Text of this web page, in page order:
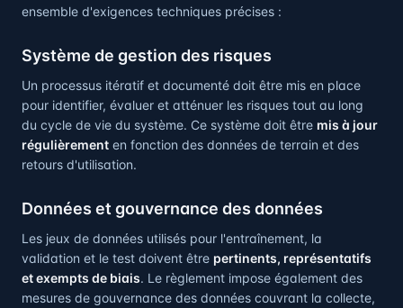
ensemble d'exigences techniques précises :
Système de gestion des risques
Un processus itératif et documenté doit être mis en place
pour identifier, évaluer et atténuer les risques tout au long
du cycle de vie du système. Ce système doit être mis à jour
régulièrement en fonction des données de terrain et des
retours d'utilisation.
Données et gouvernance des données
Les jeux de données utilisés pour l'entraînement, la
validation et le test doivent être pertinents, représentatifs
et exempts de biais. Le règlement impose également des
mesures de gouvernance des données couvrant la collecte,